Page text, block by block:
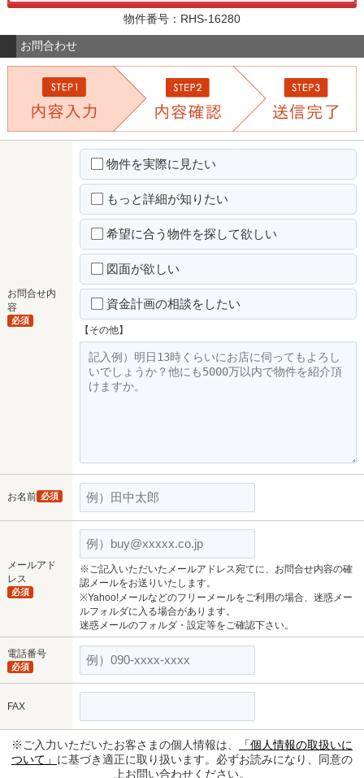
物件番号：RHS-16280
お問合わせ
お問合せ内
容
必須
物件を実際に見たい
もっと詳細が知りたい
希望に合う物件を探して欲しい
図面が欲しい
資金計画の相談をしたい
【その他】
お名前 必須
メールアド
レス
必須
※ご記入いただいたメールアドレス宛てに、お問合せ内容の確
認メールをお送りいたします。
※Yahoo!メールなどのフリーメールをご利用の場合、迷惑メー
ルフォルダに入る場合があります。
迷惑メールのフォルダ・設定等をご確認下さい。
電話番号
必須
FAX
※ご入力いただいたお客さまの個人情報は、
「個人情報の取扱いに
ついて」 に基づき適正に取り扱います。必ずお読みになり、同意の
上お問い合わせください。